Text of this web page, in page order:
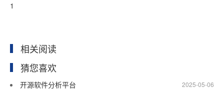
1
相关阅读
猜您喜欢
2025-05-06
开源软件分析平台